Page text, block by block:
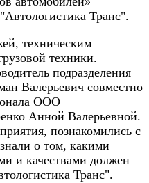
Транс".
техническим
техники.
подразделения
Валерьевич совместно
ООО
Анной Валерьевной.
познакомились с
о том, какими
и качествами должен
Транс".